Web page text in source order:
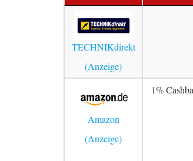
TECHNIKdirekt
Amazon
1%